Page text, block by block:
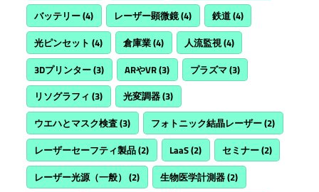
バッテリー(4) レーザー顕微鏡(4) 鉄道(4)
光ピンセット (4) 倉庫業(4) 人流監視(4)
3Dプリンター(3) ARやVR(3) プラズマ(3)
リソグラフィ (3) 光変調器(3)
ウエハとマスク検査(3) フォトニック結晶レーザー(2)
レーザーセーフティ製品(2) LaaS(2) セミナー(2)
レーザー光源（一般） (2) 生物医学計測器(2)